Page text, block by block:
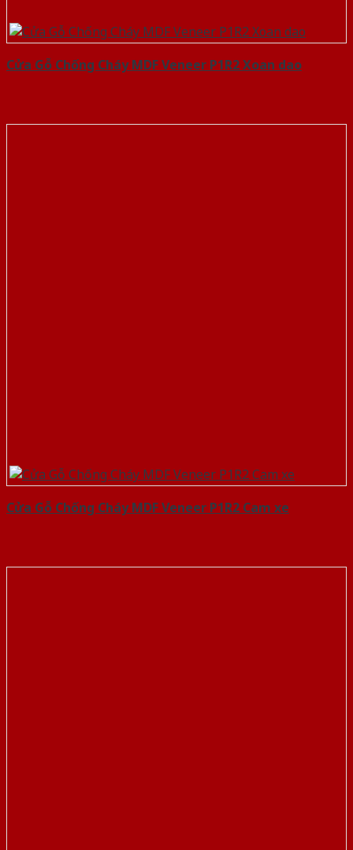
Cửa Gỗ Chống Cháy MDF Veneer P1R2 Xoan dao
Cửa Gỗ Chống Cháy MDF Veneer P1R2 Cam xe